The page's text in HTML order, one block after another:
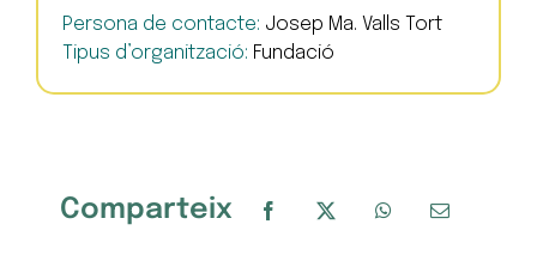
Persona de contacte: Josep Ma. Valls Tort
Tipus d’organització: Fundació
Comparteix